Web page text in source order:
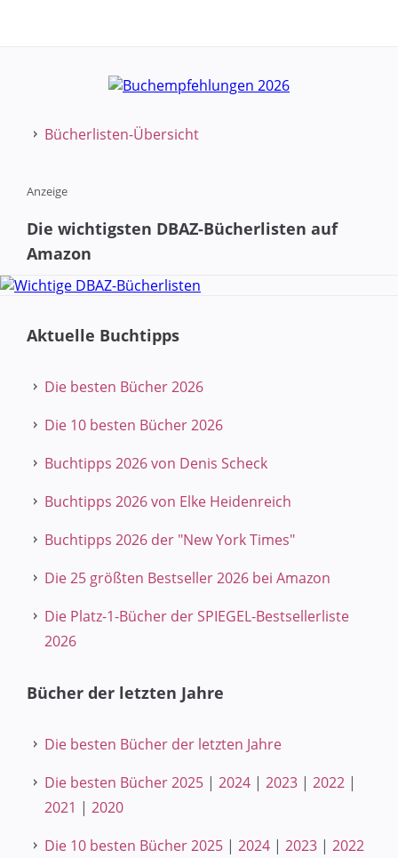
Bücherlisten-Übersicht
Anzeige
Die wichtigsten DBAZ-Bücherlisten auf
Amazon
Aktuelle Buchtipps
Die besten Bücher 2026
Die 10 besten Bücher 2026
Buchtipps 2026 von Denis Scheck
Buchtipps 2026 von Elke Heidenreich
Buchtipps 2026 der "New York Times"
Die 25 größten Bestseller 2026 bei Amazon
Die Platz-1-Bücher der SPIEGEL-Bestsellerliste
2026
Bücher der letzten Jahre
Die besten Bücher der letzten Jahre
Die besten Bücher 2025 | 2024 | 2023 | 2022 |
2021 | 2020
Die 10 besten Bücher 2025 | 2024 | 2023 | 2022